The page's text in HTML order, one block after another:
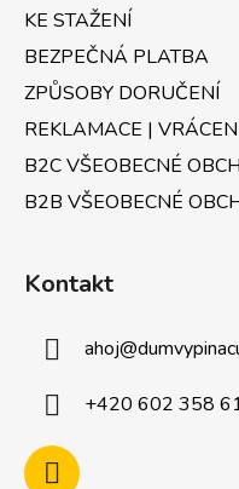
KE STAŽENÍ
BEZPEČNÁ PLATBA
ZPŮSOBY DORUČENÍ
REKLAMACE |
B2C VŠEOBECNÉ
B2B VŠEOBECNÉ
Kontakt
ahoj@
+420 602 358